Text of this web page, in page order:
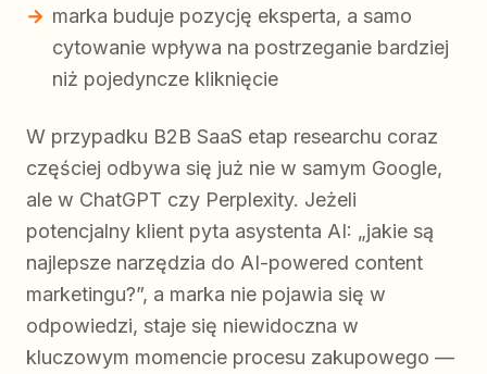
marka buduje pozycję eksperta, a samo
cytowanie wpływa na postrzeganie bardziej
niż pojedyncze kliknięcie
W przypadku B2B SaaS etap researchu coraz
częściej odbywa się już nie w samym Google,
ale w ChatGPT czy Perplexity. Jeżeli
potencjalny klient pyta asystenta AI: „jakie są
najlepsze narzędzia do AI-powered content
marketingu?”, a marka nie pojawia się w
odpowiedzi, staje się niewidoczna w
kluczowym momencie procesu zakupowego —